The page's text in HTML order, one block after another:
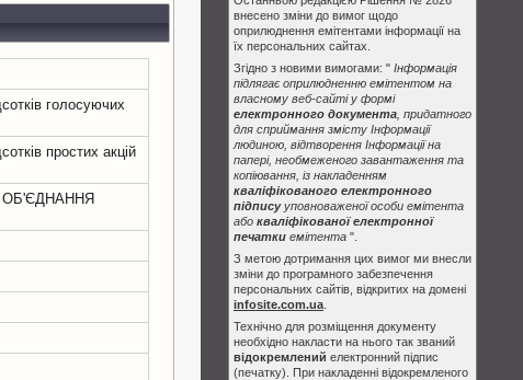
голосуючих
простих акцій
внесено зміни до вимог щодо
оприлюднення емітентами інформації на
їх персональних сайтах.
Згідно з новими вимогами: " Інформація
підлягає оприлюдненню емітентом на
власному веб-сайті у формі
електронного документа , придатного
для сприймання змісту Інформації
людиною, відтворення Інформації на
папері, необмеженого завантаження та
копіювання, із накладенням
кваліфікованого електронного
підписууповноваженої особи емітента
або кваліфікованої електронної
печатки емітента ".
З метою дотримання цих вимог ми внесли
зміни до програмного забезпечення
персональних сайтів, відкритих на домені
infosite.com.ua
Технічно для розміщення документу
необхідно накласти на нього так званий
відокремлений електронний підпис
(печатку). При накладенні відокремленого